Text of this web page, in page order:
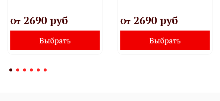
От2690 руб
Выбрать
От2690 руб
Выбрать